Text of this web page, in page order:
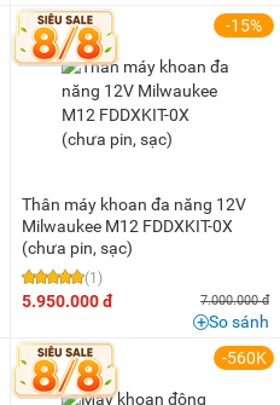
-15%
Thân máy khoan đa năng 12V
Milwaukee M12 FDDXKIT-0X
(chưa pin, sạc)
(1)
5.950.000 đ 7.000.000 đ
So sánh
-560K